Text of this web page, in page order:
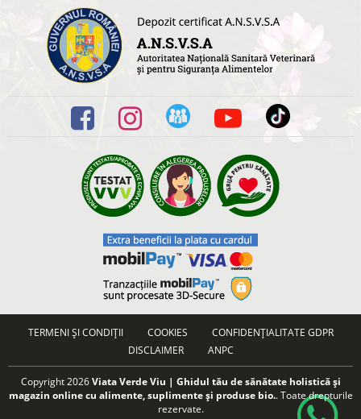
TERMENI ȘI CONDIȚII COOKIES
CONFIDENȚIALITATE GDPR
DISCLAIMER
ANPC
Copyright 2026Viata Verde Viu | Ghidul tău de sănătate holistică și
magazin online cu alimente, suplimente și produse bio.. Toate drepturile
rezervate.